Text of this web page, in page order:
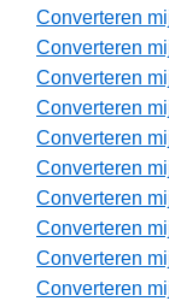
Converteren
Converteren
Converteren
Converteren
Converteren
Converteren
Converteren
Converteren
Converteren
Converteren